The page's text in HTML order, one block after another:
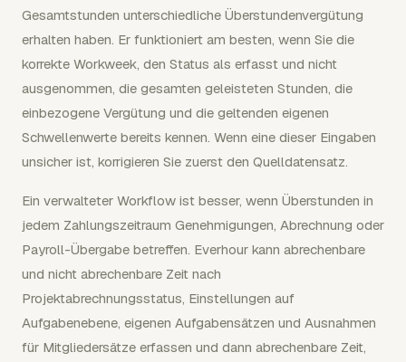
Gesamtstunden unterschiedliche Überstundenvergütung
erhalten haben. Er funktioniert am besten, wenn Sie die
korrekte Workweek, den Status als erfasst und nicht
ausgenommen, die gesamten geleisteten Stunden, die
einbezogene Vergütung und die geltenden eigenen
Schwellenwerte bereits kennen. Wenn eine dieser Eingaben
unsicher ist, korrigieren Sie zuerst den Quelldatensatz.
Ein verwalteter Workflow ist besser, wenn Überstunden in
jedem Zahlungszeitraum Genehmigungen, Abrechnung oder
Payroll-Übergabe betreffen. Everhour kann abrechenbare
und nicht abrechenbare Zeit nach
Projektabrechnungsstatus, Einstellungen auf
Aufgabenebene, eigenen Aufgabensätzen und Ausnahmen
für Mitgliedersätze erfassen und dann abrechenbare Zeit,